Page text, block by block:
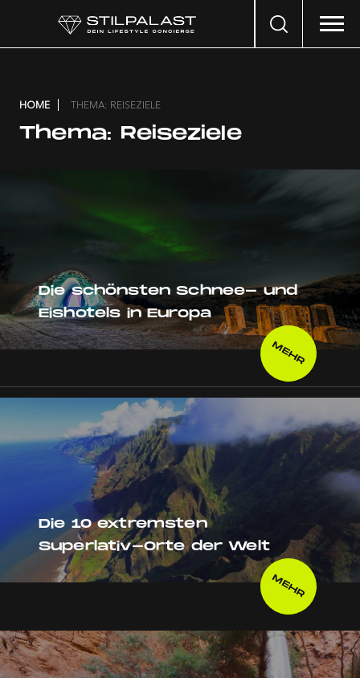
Search
HOME THEMA: REISEZIELE
Thema: Reiseziele
Die schönsten Schnee- und
Eishotels in Europa
MEHR
Die 10 extremsten
Superlativ-Orte der Welt
MEHR